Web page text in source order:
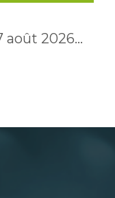
août 2026…